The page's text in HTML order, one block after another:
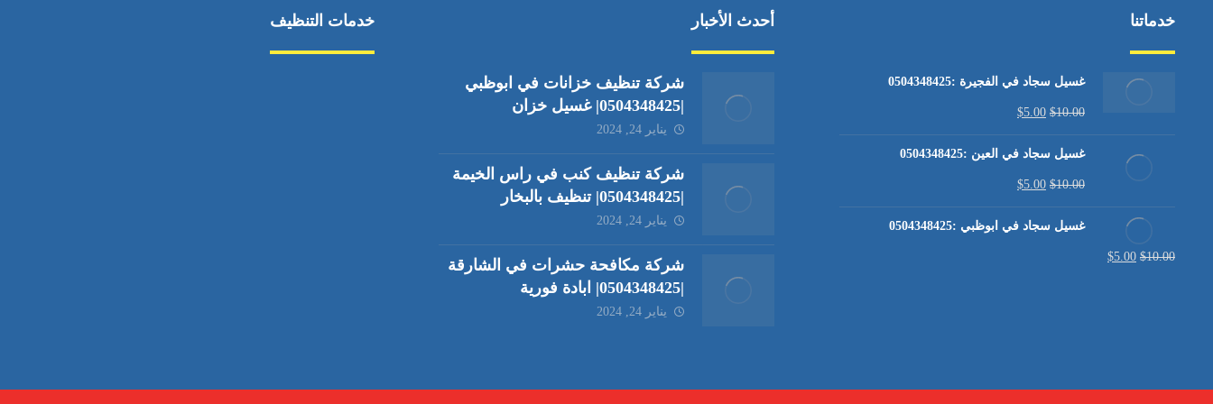
خدماتنا
غسيل سجاد في الفجيرة :0504348425
$10.00
$5.00
غسيل سجاد في العين :0504348425
$10.00
$5.00
غسيل سجاد في ابوظبي :0504348425
$10.00
$5.00
أحدث الأخبار
شركة تنظيف خزانات في ابوظبي
|0504348425| غسيل خزان
يناير 24, 2024
شركة تنظيف كنب في راس الخيمة
|0504348425| تنظيف بالبخار
يناير 24, 2024
شركة مكافحة حشرات في الشارقة
|0504348425| ابادة فورية
يناير 24, 2024
خدمات التنظيف